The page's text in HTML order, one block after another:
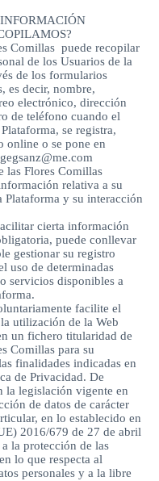
Comillas puede recopilar
de los Usuarios de la
de los formularios
es decir, nombre,
electrónico, dirección
de teléfono cuando el
se registra,
online o se pone en
las Flores Comillas
relativa a su
Plataforma y su interacción
cierta información
puede conllevar
gestionar su registro
uso de determinadas
servicios disponibles a
facilite el
utilización de la Web
un fichero titularidad de
Comillas para su
finalidades indicadas en
de Privacidad. De
la legislación vigente en
de datos de carácter
en lo establecido en
2016/679 de 27 de abril
la protección de las
lo que respecta al
personales y a la libre